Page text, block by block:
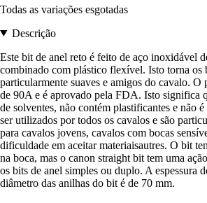
Todas as variações esgotadas
Descrição
Este bit de anel reto é feito de aço inoxidável
combinado com plástico flexível. Isto torna os
particularmente suaves e amigos do cavalo. O
de 90A e é aprovado pela FDA. Isto significa
de solventes, não contém plastificantes e não
ser utilizados por todos os cavalos e são
para cavalos jovens, cavalos com bocas
dificuldade em aceitar materiaisautres. O bit
na boca, mas o canon straight bit tem uma
os bits de anel simples ou duplo. A espessura
diâmetro das anilhas do bit é de 70 mm.